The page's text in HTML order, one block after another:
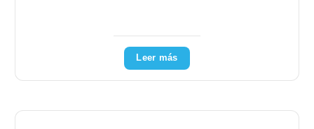
Leer más